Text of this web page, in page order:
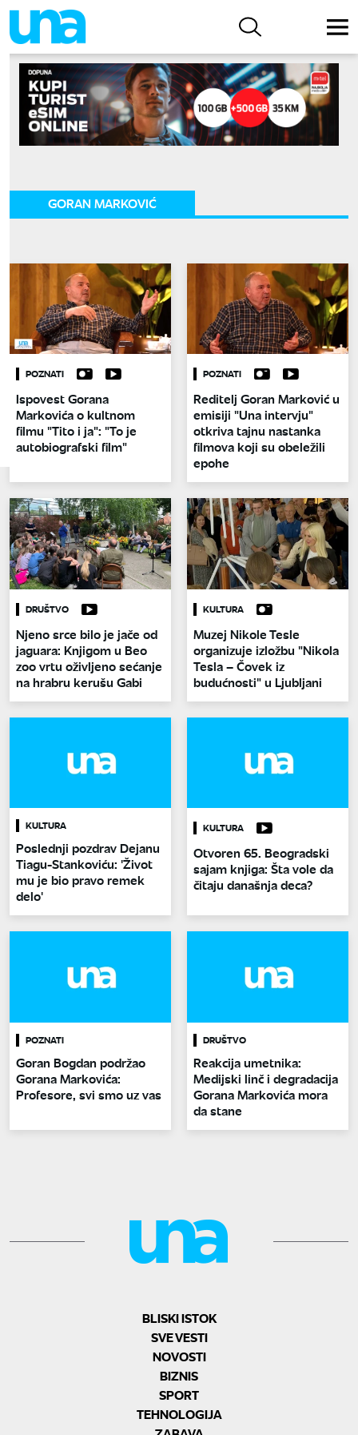
GORAN MARKOVIĆ
POZNATI
Ispovest Gorana
Markovića o kultnom
filmu "Tito i ja": "To je
autobiografski film"
POZNATI
Reditelj Goran Marković u
emisiji "Una intervju"
otkriva tajnu nastanka
filmova koji su obeležili
epohe
DRUŠTVO
Njeno srce bilo je jače od
jaguara: Knjigom u Beo
zoo vrtu oživljeno sećanje
na hrabru kerušu Gabi
KULTURA
Muzej Nikole Tesle
organizuje izložbu "Nikola
Tesla – Čovek iz
budućnosti" u Ljubljani
KULTURA
Poslednji pozdrav Dejanu
Tiagu-Stankoviću: 'Život
mu je bio pravo remek
delo'
KULTURA
Otvoren 65. Beogradski
sajam knjiga: Šta vole da
čitaju današnja deca?
POZNATI
Goran Bogdan podržao
Gorana Markovića:
Profesore, svi smo uz vas
DRUŠTVO
Reakcija umetnika:
Medijski linč i degradacija
Gorana Markovića mora
da stane
BLISKI ISTOK
SVE VESTI
NOVOSTI
BIZNIS
SPORT
TEHNOLOGIJA